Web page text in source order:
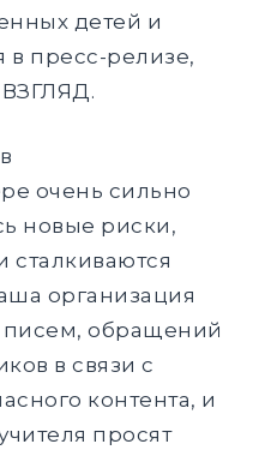
детей и
в пресс-релизе,
ВЗГЛЯД.
очень сильно
новые риски,
сталкиваются
организация
писем, обращений
в связи с
контента, и
просят